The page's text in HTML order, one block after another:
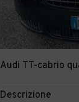
Audi TT-cabrio
Descrizione